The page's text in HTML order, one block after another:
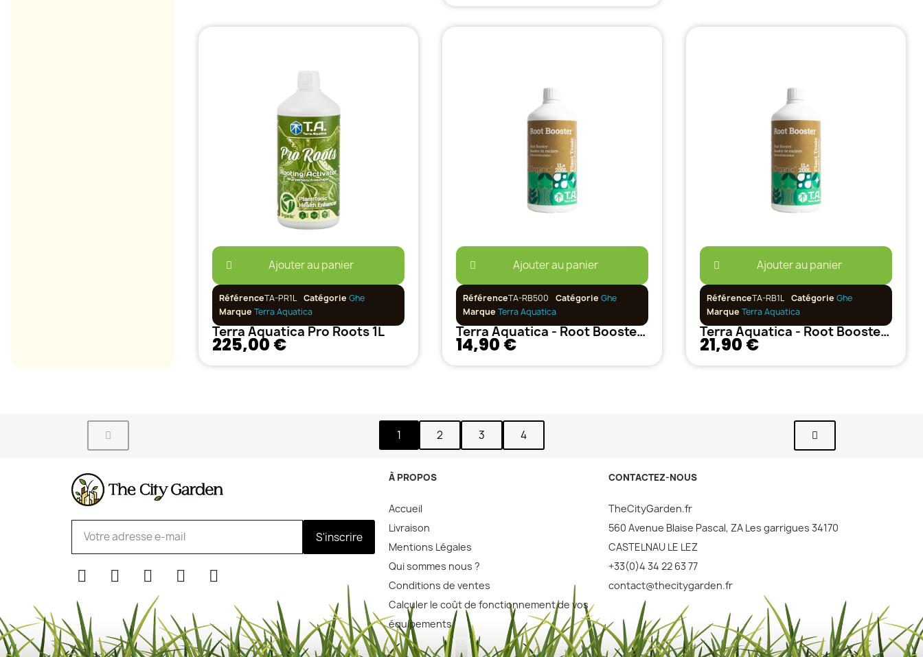
Ajouter au panier
RéférenceTA-PR1L Catégorie Ghe
Marque Terra Aquatica
Terra Aquatica Pro Roots 1L
225,00 €
Ajouter au panier
RéférenceTA-RB500 CatégorieGhe
Marque Terra Aquatica
Terra Aquatica - Root Booster 500ml
14,90 €
Ajouter au panier
RéférenceTA-RB1L CatégorieGhe
Marque Terra Aquatica
Terra Aquatica - Root Booster 1L
21,90 €
1 2 3 4
S'inscrire
À PROPOS
Accueil
Livraison
Mentions Légales
Qui sommes nous ?
Conditions de ventes
Calculer le coût de fonctionnement de vos
équipements
CONTACTEZ-NOUS
TheCityGarden.fr
560 Avenue Blaise Pascal, ZA Les garrigues 34170
CASTELNAU LE LEZ
+33(0)4 34 22 63 77
contact@thecitygarden.fr